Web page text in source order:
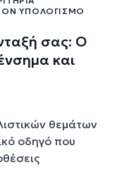
ΥΠΟΛΟΓΙΣΜΌ
σας: Ο
και
θεμάτων
οδηγό που